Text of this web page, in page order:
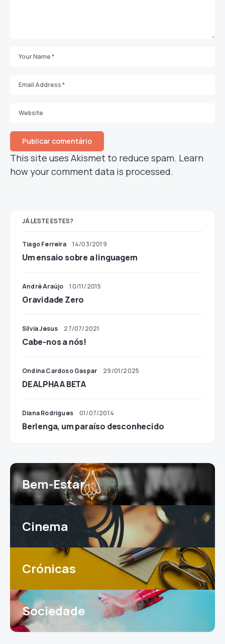
This site uses Akismet to reduce spam. Learn
how your comment data is processed.
JÁ LESTE ESTES?
Tiago Ferreira 14/03/2019
Um ensaio sobre a linguagem
André Araújo 10/11/2015
Gravidade Zero
Sílvia Jesus 27/07/2021
Cabe-nos a nós!
Ondina Cardoso Gaspar 29/01/2025
DE ALPHA A BETA
Diana Rodrigues 01/07/2014
Berlenga, um paraíso desconhecido
Bem-Estar
Cinema
Crónicas
Sociedade